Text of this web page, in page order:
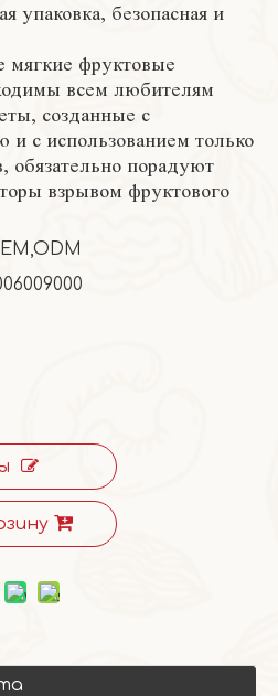
упаковка, безопасная и
мягкие фруктовые
всем любителям
созданные с
и с использованием только
обязательно порадуют
взрывом фруктового